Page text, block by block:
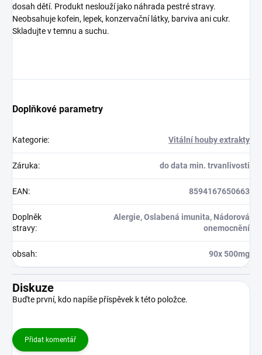
dosah dětí. Produkt neslouží jako náhrada pestré stravy.
Neobsahuje kofein, lepek, konzervační látky, barviva ani cukr.
Skladujte v temnu a suchu.
Doplňkové parametry
Kategorie: Vitální houby extrakty
Záruka: do data min. trvanlivosti
EAN: 8594167650663
Doplněk
stravy:
Alergie, Oslabená imunita, Nádorová
onemocnění
obsah: 90x 500mg
Diskuze
Buďte první, kdo napíše příspěvek k této položce.
Přidat komentář